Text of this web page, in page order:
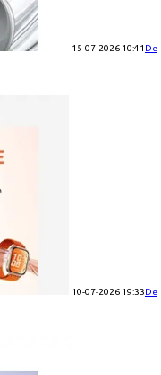
15-07-2026 10:41 De
10-07-2026 19:33De